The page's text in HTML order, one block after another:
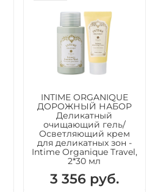
INTIME ORGANIQUE
ДОРОЖНЫЙ НАБОР
Деликатный
очищающий гель/
Осветляющий крем
для деликатных зон -
Intime Organique Travel,
2*30 мл
3 356 руб.